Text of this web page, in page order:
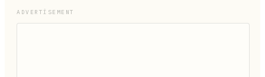
ADVERTISEMENT